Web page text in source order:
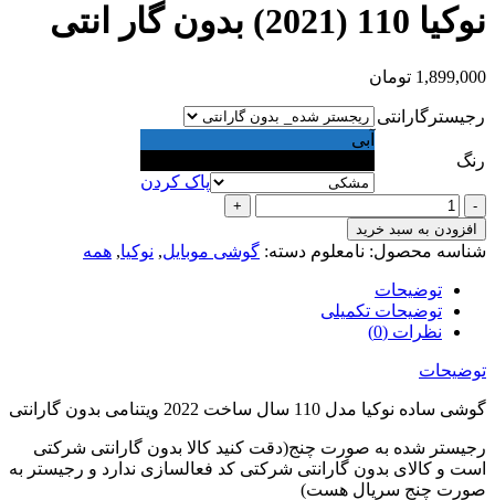
نوکیا 110 (2021) بدون گار انتی
1,899,000 تومان
رجیسترگارانتی
رنگ
آبی
پاک کردن
نوکیا
110
(2021)
بدون
گار
انتی
عدد
افزودن به سبد خرید
شناسه محصول: نامعلوم دسته: گوشی موبایل, نوکیا, همه
توضیحات
توضیحات تکمیلی
نظرات (0)
توضیحات
گوشی ساده نوکیا مدل 110 سال ساخت 2022 ویتنامی بدون گارانتی
رجیستر شده به صورت چنج(دقت کنید کالا بدون گارانتی شرکتی
است و کالای بدون گارانتی شرکتی کد فعالسازی ندارد و رجیستر به
صورت چنج سریال هست)